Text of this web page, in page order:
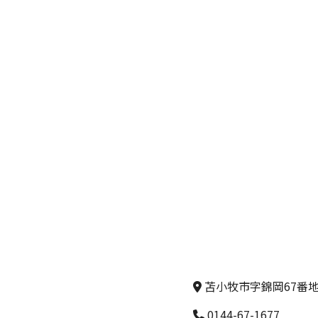
苫小牧市字錦岡67番
0144-67-1677